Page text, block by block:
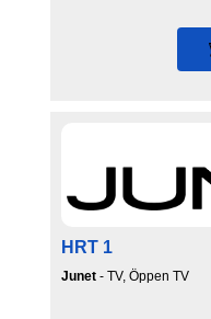
HRT 1
Junet - TV, Öppen TV